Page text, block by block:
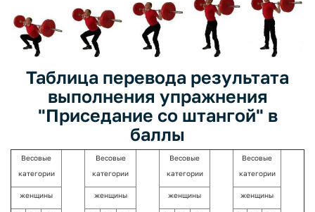
Таблица перевода результата
выполнения упражнения
"Приседание со штангой" в
баллы
Весовые
категории
Весовые
категории
Весовые
категории
Весовые
категории
женщины женщины женщины женщины